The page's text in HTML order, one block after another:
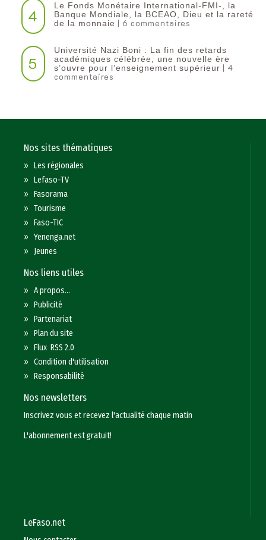
4
Le Fonds Monétaire International-FMI-, la
Banque Mondiale, la BCEAO, Dieu et la rareté
de la monnaie | 6 commentaires
5
Université Nazi Boni : La fin des retards
académiques célébrée, une nouvelle ère
s’ouvre pour l’enseignement supérieur | 4
commentaires
Nos sites thématiques
»Les régionales
»Lefaso-TV
»Fasorama
»Tourisme
»Faso-TIC
»Yenenga.net
» Jeunes
Nos liens utiles
»A propos...
»Publicité
»Partenariat
»Plan du site
»Flux RSS 2.0
»Condition d'utilisation
»Responsabilité
Nos newsletters
Inscrivez vous et recevez l'actualité chaque matin
L'abonnement est gratuit!
LeFaso.net